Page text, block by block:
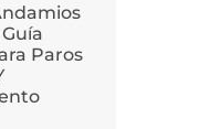
Paros